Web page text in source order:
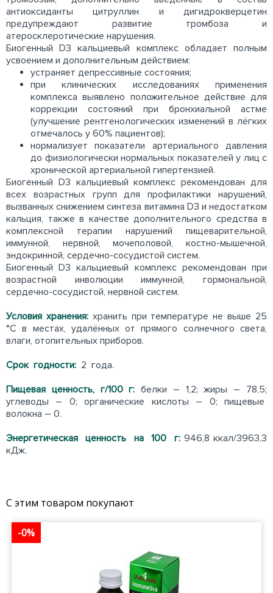
антиоксиданты цитруллин и дигидрокверцетин
предупреждают развитие тромбоза и
атеросклеротические нарушения.
Биогенный D3 кальциевый комплекс обладает полным
усвоением и дополнительным действием:
устраняет депрессивные состояния;
при клинических исследованиях применения
комплекса выявлено положительное действие для
коррекции состояний при бронхиальной астме
(улучшение рентгенологических изменений в лёгких
отмечалось у 60% пациентов);
нормализует показатели артериального давления
до физиологически нормальных показателей у лиц с
хронической артериальной гипертензией.
Биогенный D3 кальциевый комплекс рекомендован для
всех возрастных групп для профилактики нарушений,
вызванных снижением синтеза витамина D3 и недостатком
кальция, также в качестве дополнительного средства в
комплексной терапии нарушений пищеварительной,
иммунной, нервной, мочеполовой, костно-мышечной,
эндокринной, сердечно-сосудистой систем.
Биогенный D3 кальциевый комплекс рекомендован при
возрастной инволюции иммунной, гормональной,
сердечно-сосудистой, нервной систем.
Условия хранения: хранить при температуре не выше 25
°С в местах, удалённых от прямого солнечного света,
влаги, отопительных приборов.
Срок годности: 2 года.
Пищевая ценность, г/100 г: белки – 1,2; жиры – 78,5;
углеводы – 0; органические кислоты – 0; пищевые
волокна – 0.
Энергетическая ценность на 100 г:946,8 ккал/3963,3
кДж.
С этим товаром покупают
-0%